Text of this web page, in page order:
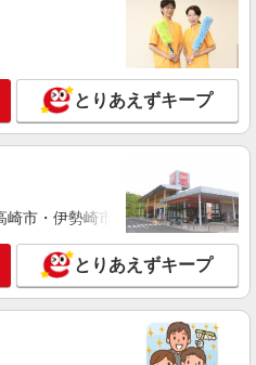
とりあえずキープ
崎市・伊勢崎市・太田市・館林市
とりあえずキープ